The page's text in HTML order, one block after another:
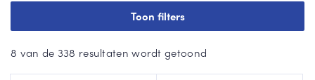
pa
ra
pa
ra
He
art
U
mb
Toon filters
8 van de 338 resultaten wordt getoond